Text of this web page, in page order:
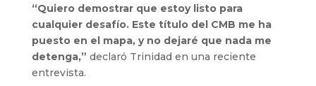
“Quiero demostrar que estoy listo para
cualquier desafío. Este título del CMB me ha
puesto en el mapa, y no dejaré que nada me
detenga,” declaró Trinidad en una reciente
entrevista.